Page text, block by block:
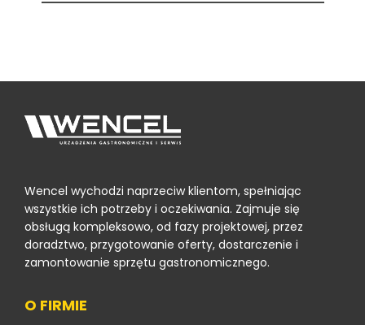
Wencel wychodzi naprzeciw klientom, spełniając
wszystkie ich potrzeby i oczekiwania. Zajmuje się
obsługą kompleksowo, od fazy projektowej, przez
doradztwo, przygotowanie oferty, dostarczenie i
zamontowanie sprzętu gastronomicznego.
O FIRMIE